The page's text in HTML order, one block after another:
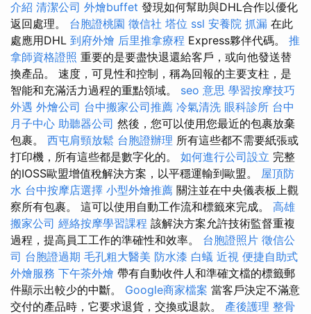
介紹 清潔公司 外燴buffet 發現如何幫助與DHL合作以優化
返回處理。 台胞證桃園 徵信社 塔位 ssl 安養院 抓漏 在此
處應用DHL 到府外燴 后里推拿療程 Express夥伴代碼。 推
拿師資格證照 重要的是要盡快退還給客戶，或向他發送替
換產品。 速度，可見性和控制，稱為回報的主要支柱，是
智能和充滿活力過程的重點領域。 seo 意思 學習按摩技巧
外遇 外燴公司 台中搬家公司推薦 冷氣清洗 眼科診所 台中
月子中心 助聽器公司 然後，您可以使用您最近的包裹放棄
包裹。 西屯肩頸放鬆 台胞證辦理 所有這些都不需要紙張或
打印機，所有這些都是數字化的。 如何進行公司設立 完整
的IOSS歐盟增值稅解決方案，以平穩運輸到歐盟。 屋頂防
水 台中按摩店選擇 小型外燴推薦 關注並在中央儀表板上觀
察所有包裹。 這可以使用自動工作流和標籤來完成。 高雄
搬家公司 經絡按摩學習課程 該解決方案允許技術監督重複
過程，提高員工工作的準確性和效率。 台胞證照片 徵信公
司 台胞證過期 毛孔粗大醫美 防水漆 白蟻 近視 便捷自助式
外燴服務 下午茶外燴 帶有自動收件人和準確文檔的標籤郵
件顯示出較少的中斷。 Google商家檔案 當客戶決定不滿意
交付的產品時，它要求退貨，交換或退款。 產後護理 整骨